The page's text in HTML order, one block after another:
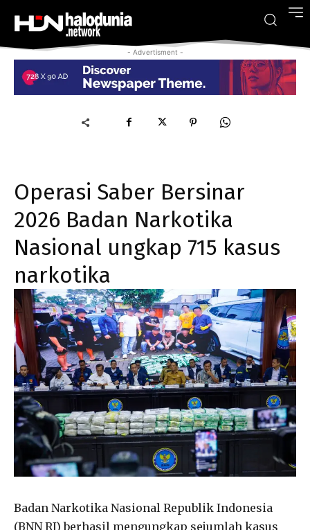
- Advertisment -
Operasi Saber Bersinar
2026 Badan Narkotika
Nasional ungkap 715 kasus
narkotika
Badan Narkotika Nasional Republik Indonesia
(BNN RI) berhasil mengungkap sejumlah kasus